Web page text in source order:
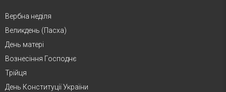
Вербна неділя
Великдень (Пасха)
День матері
Вознесіння Господнє
Трійця
День Конституції України